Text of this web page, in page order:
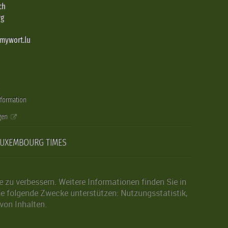
TIMES
verbessern. Weitere Informationen finden Sie in
folgende Zwecke unterstützen: Nutzungsstatistik,
Inhalten.